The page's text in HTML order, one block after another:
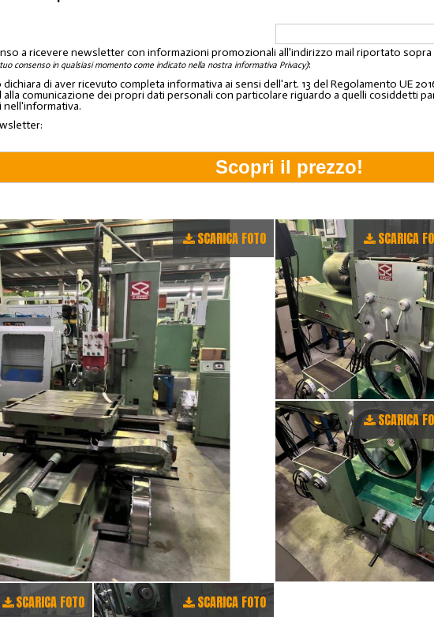
a ricevere newsletter con informazioni promozionali all'indirizzo mail riportato
consenso in qualsiasi momento come indicato nella nostra informativa Privacy):
di aver ricevuto completa informativa ai sensi dell'art. 13 del Regolamento UE
comunicazione dei propri dati personali con particolare riguardo a quelli cosiddetti
nell'informativa.
SCARICA FOTO SCARICA
SCARICA
SCARICA FOTO SCARICA FOTO